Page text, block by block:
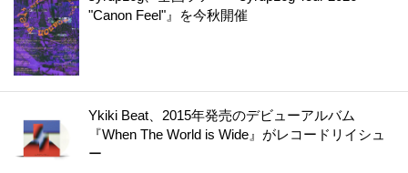
"Canon Feel"』を今秋開催
Ykiki Beat、2015年発売のデビューアルバム
『When The World is Wide』がレコードリイシュ
ー